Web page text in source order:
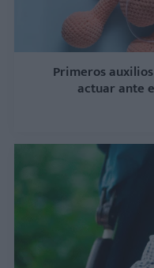
Primeros
actuar ante